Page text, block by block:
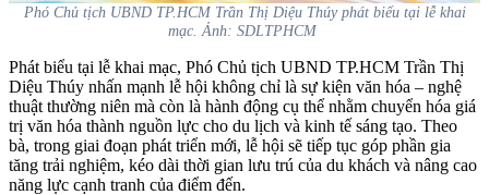
Phó Chủ tịch UBND TP.HCM Trần Thị Diệu Thúy phát biểu tại lễ khai
mạc. Ảnh: SDLTPHCM
Phát biểu tại lễ khai mạc, Phó Chủ tịch UBND TP.HCM Trần Thị
Diệu Thúy nhấn mạnh lễ hội không chỉ là sự kiện văn hóa – nghệ
thuật thường niên mà còn là hành động cụ thể nhằm chuyển hóa giá
trị văn hóa thành nguồn lực cho du lịch và kinh tế sáng tạo. Theo
bà, trong giai đoạn phát triển mới, lễ hội sẽ tiếp tục góp phần gia
tăng trải nghiệm, kéo dài thời gian lưu trú của du khách và nâng cao
năng lực cạnh tranh của điểm đến.